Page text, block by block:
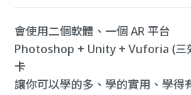
會使用二個軟體、一個 AR 平台
Photoshop + Unity + Vuforia (三
卡
讓你可以學的多、學的實用、學得